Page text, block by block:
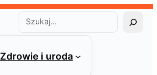
Szukaj
Zdrowie i uroda